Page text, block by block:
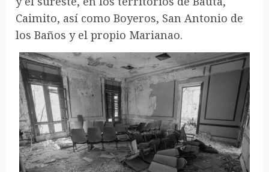
Caimito, así como Boyeros, San Antonio de
los Baños y el propio Marianao.